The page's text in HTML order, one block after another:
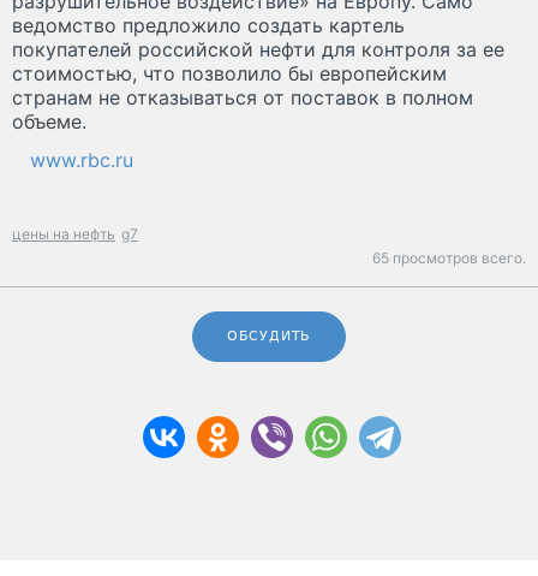
ведомство предложило создать картель
покупателей российской нефти для контроля за ее
стоимостью, что позволило бы европейским
странам не отказываться от поставок в полном
объеме.
www.rbc.ru
цены на нефть g7
65 просмотров всего.
ОБСУДИТЬ